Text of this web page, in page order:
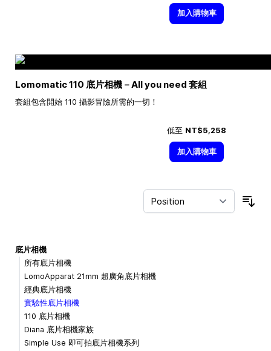
加入購物車
Lomomatic 110 底片相機－All you need 套組
套組包含開始 110 攝影冒險所需的一切！
低至 NT$5,258
加入購物車
底片相機
所有底片相機
LomoApparat 21mm 超廣角底片相機
經典底片相機
實驗性底片相機
110 底片相機
Diana 底片相機家族
Simple Use 即可拍底片相機系列